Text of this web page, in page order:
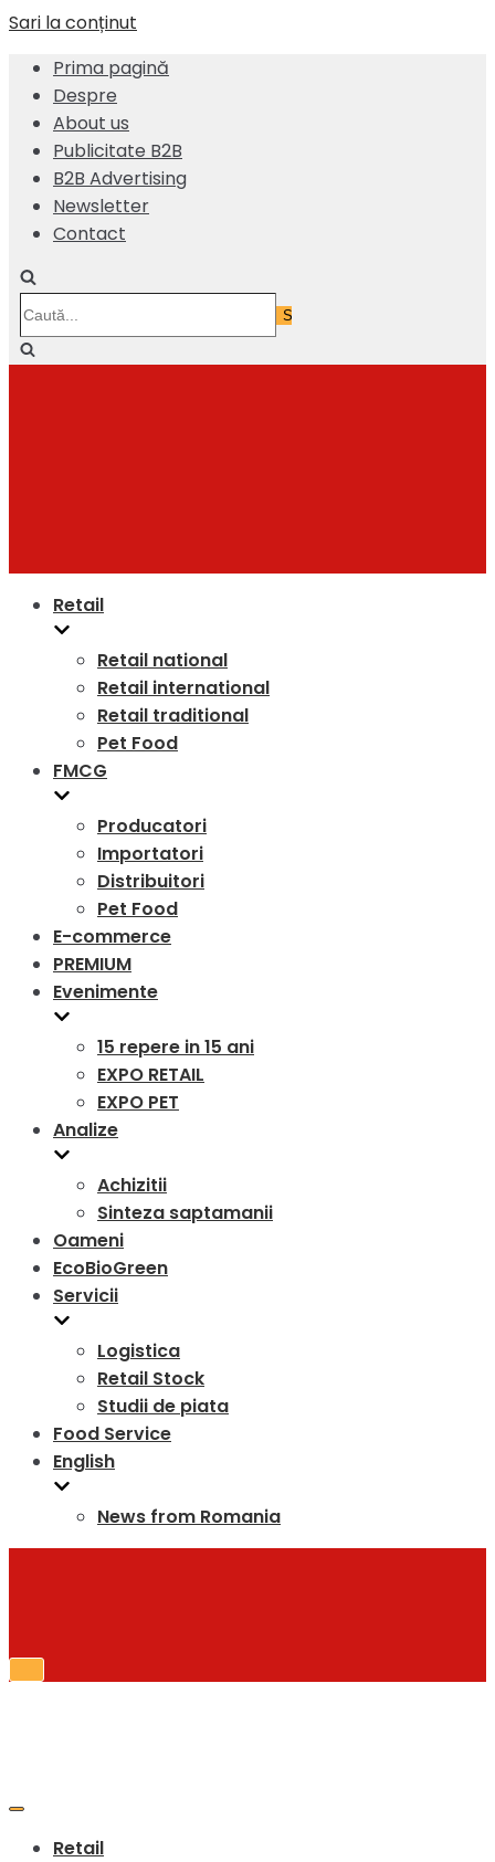
Sari la conținut
Prima pagină
Despre
About us
Publicitate B2B
B2B Advertising
Newsletter
Contact
Caută...
Retail
Retail national
Retail international
Retail traditional
Pet Food
FMCG
Producatori
Importatori
Distribuitori
Pet Food
E-commerce
PREMIUM
Evenimente
15 repere in 15 ani
EXPO RETAIL
EXPO PET
Analize
Achizitii
Sinteza saptamanii
Oameni
EcoBioGreen
Servicii
Logistica
Retail Stock
Studii de piata
Food Service
English
News from Romania
Toggle
Toggle
Retail